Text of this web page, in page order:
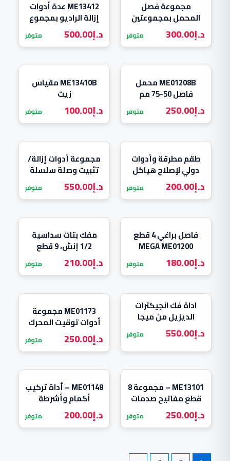
مجموعة فصل
المحمل بمجموعتين
ME01209 د.إ300.00 متوفر
ME13412 عدة أدوات
إزالة الراديو بمجموع
46 قطعة من MEGAد.إ500.00 متوفر
ME01208B محمل
فاصل 50-75 مم
د.إ250.00 متوفر
ME13410B مقياس
زيت
د.إ100.00 متوفر
طقم مطرقة وأدوات
دولي لإصلاح هياكل
السيارات الثقيلة من
ميجا ME01202 د.إ200.00 متوفر
مجموعة أدوات إزالة/
تثبيت وصلة سلسلة
المحرك ومشدق
سلسلة توقيت المحرك
لمرسيدس…
د.إ550.00 متوفر
فاصل براغي 4 قطع
MEGA ME01200
د.إ180.00 متوفر
مفك بتات سداسية
1/2 إنش، 9 قطع
ME13102C د.إ210.00 متوفر
اداة فك انجيكترات
الديزيل من ميجا
Mega د.إ550.00 متوفر
ME01173 مجموعة
أدوات توقيت المحرك
والبنزين والديزلد.إ250.00 متوفر
ME13101 – مجموعة 8
قطع مفاتيح صدمات
بوصة. د.إ250.00 متوفر
ME01148 – أداة تركيب
أكمام وأشرطة
المطاط للمحور
المفصلي مع أداة
القطع
د.إ200.00 متوفر